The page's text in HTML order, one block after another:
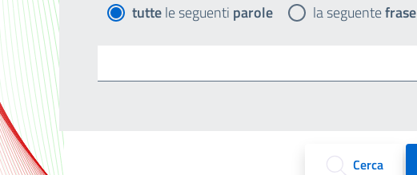
tuttele seguenti parole la seguentefrase
Cerca